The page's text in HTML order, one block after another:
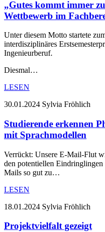
„Gutes kommt immer
Wettbewerb im
Unter diesem Motto startete
interdisziplinäres
Ingenieurberuf.
Diesmal…
LESEN
30.01.2024 Sylvia Fröhlich
Studierende erkennen
mit Sprachmodellen
Verrückt: Unsere E-Mail-Flut
den potentiellen
Mails so gut zu…
LESEN
18.01.2024 Sylvia Fröhlich
Projektvielfalt gezeigt